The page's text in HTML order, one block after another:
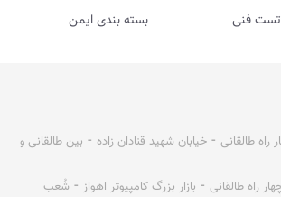
فنی بسته بندی ایمن
راه طالقانی ⁃ خیابان شهید قنادان زاده ⁃ بین طالقانی و
راه طالقانی ⁃ بازار بزرگ کامپیوتر اهواز ⁃ شُعب